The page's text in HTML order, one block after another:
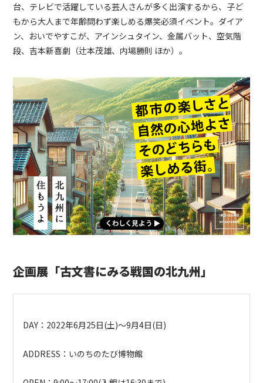
台、テレビで活躍している芸人さんが多く出演するから、子ど
もから大人まで年齢問わず楽しめる爆笑必須イベント。ダイア
ン、おいでやすこが、アインシュタイン、金属バット、空気階
段、吉本新喜劇（辻本茂雄、内場勝則 ほか）。
企画展「古文書にみる戦国の北九州」
DAY ： 2022年6月25日(土)～9月4日(日)
ADDRESS ：いのちのたび博物館